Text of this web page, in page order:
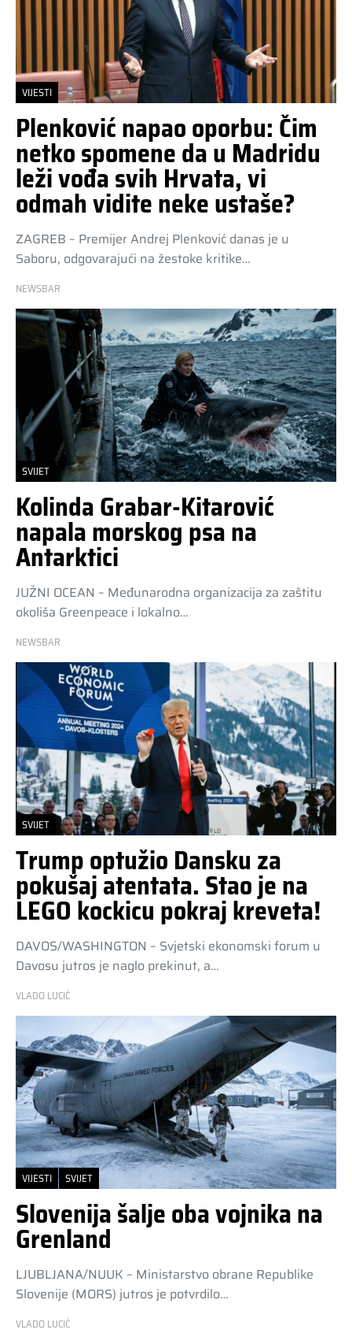
VIJESTI
Plenković napao oporbu: Čim
netko spomene da u Madridu
leži vođa svih Hrvata, vi
odmah vidite neke ustaše?
ZAGREB – Premijer Andrej Plenković danas je u
Saboru, odgovarajući na žestoke kritike…
NEWSBAR
SVIJET
Kolinda Grabar-Kitarović
napala morskog psa na
Antarktici
JUŽNI OCEAN – Međunarodna organizacija za zaštitu
okoliša Greenpeace i lokalno…
NEWSBAR
SVIJET
Trump optužio Dansku za
pokušaj atentata. Stao je na
LEGO kockicu pokraj kreveta!
DAVOS/WASHINGTON – Svjetski ekonomski forum u
Davosu jutros je naglo prekinut, a…
VLADO LUCIĆ
VIJESTI SVIJET
Slovenija šalje oba vojnika na
Grenland
LJUBLJANA/NUUK – Ministarstvo obrane Republike
Slovenije (MORS) jutros je potvrdilo…
VLADO LUCIĆ